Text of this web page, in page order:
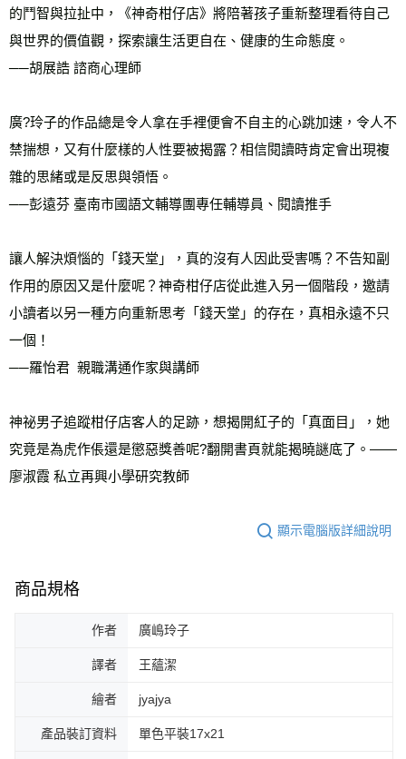
的鬥智與拉扯中，《神奇柑仔店》將陪著孩子重新整理看待自己
與世界的價值觀，探索讓生活更自在、健康的生命態度。
──胡展誥 諮商心理師
廣?玲子的作品總是令人拿在手裡便會不自主的心跳加速，令人不
禁揣想，又有什麼樣的人性要被揭露？相信閱讀時肯定會出現複
雜的思緒或是反思與領悟。
──彭遠芬 臺南市國語文輔導團專任輔導員、閱讀推手
讓人解決煩惱的「錢天堂」，真的沒有人因此受害嗎？不告知副
作用的原因又是什麼呢？神奇柑仔店從此進入另一個階段，邀請
小讀者以另一種方向重新思考「錢天堂」的存在，真相永遠不只
一個！
──羅怡君  親職溝通作家與講師
神祕男子追蹤柑仔店客人的足跡，想揭開紅子的「真面目」，她
究竟是為虎作倀還是懲惡獎善呢?翻開書頁就能揭曉謎底了。——
廖淑霞 私立再興小學研究教師
顯示電腦版詳細說明
商品規格
作者 廣嶋玲子
譯者 王蘊潔
繪者 jyajya
產品裝訂資料 單色平裝17x21